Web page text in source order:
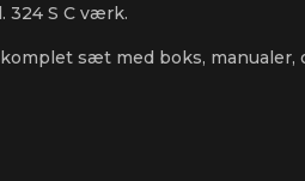
324 S C værk.
sæt med boks, manualer,